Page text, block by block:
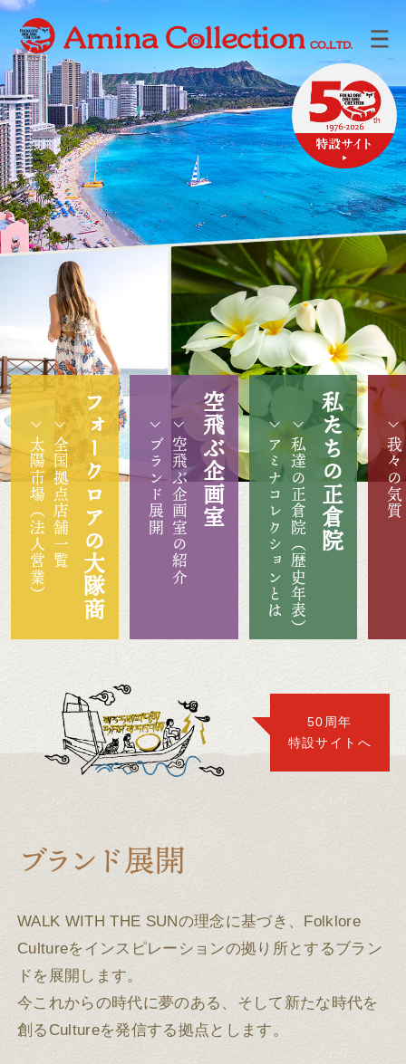
フォークロアの大隊商
全国拠点店舗一覧
太陽市場（法人営業） 空飛ぶ企画室
空飛ぶ企画室の紹介
ブランド展開 私たちの正倉院
私達の正倉院（歴史年表）
アミナコレクションとは 我々の気質
50周年
特設サイトへ
WALK WITH THE SUNの理念に基づき、Folklore
Cultureをインスピレーションの拠り所とするブラン
ドを展開します。
今これからの時代に夢のある、そして新たな時代を
創るCultureを発信する拠点とします。